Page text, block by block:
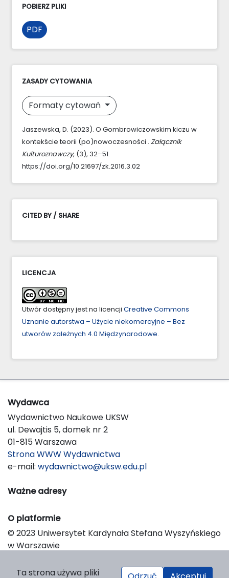
POBIERZ PLIKI
PDF
ZASADY CYTOWANIA
Formaty cytowań
Jaszewska, D. (2023). O Gombrowiczowskim kiczu w
kontekście teorii (po)nowoczesności . Załącznik
Kulturoznawczy, (3), 32–51.
https://doi.org/10.21697/zk.2016.3.02
CITED BY / SHARE
LICENCJA
Utwór dostępny jest na licencji Creative Commons
Uznanie autorstwa – Użycie niekomercyjne – Bez
utworów zależnych 4.0 Międzynarodowe.
Wydawca
Wydawnictwo Naukowe UKSW
ul. Dewajtis 5, domek nr 2
01-815 Warszawa
Strona WWW Wydawnictwa
e-mail: wydawnictwo@uksw.edu.pl
Ważne adresy
O platformie
© 2023 Uniwersytet Kardynała Stefana Wyszyńskiego
w Warszawie
Platform & Workflow by OJS/PKP
Ta strona używa pliki